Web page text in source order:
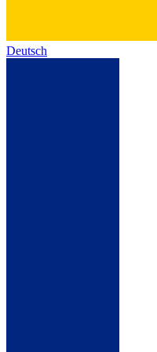
Deutsch